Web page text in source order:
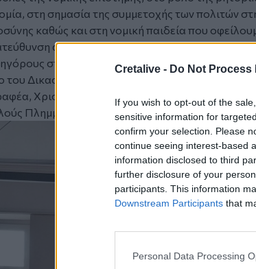
Cretalive - Do Not
If you wish to opt-out of the
sensitive information for
confirm your selection. Please
continue seeing interest-based
information disclosed to third
further disclosure of your
participants. This information
Downstream Participants that
Personal Data Processing
στη σημασία της συμμετοχής των πολιτών
καθώς και στη νομική παιδεία που
αυτή. Το εκπαιδευτικό πρόγραμμα
στο Δικηγορικό Σύλλογο Ηρακλείου,
του Δικαστικού Μεγάρου από τη δικαστική
Χριστίνα Παπαδάκη, και παρακολούθηση
Πλημμελειοδικείου.